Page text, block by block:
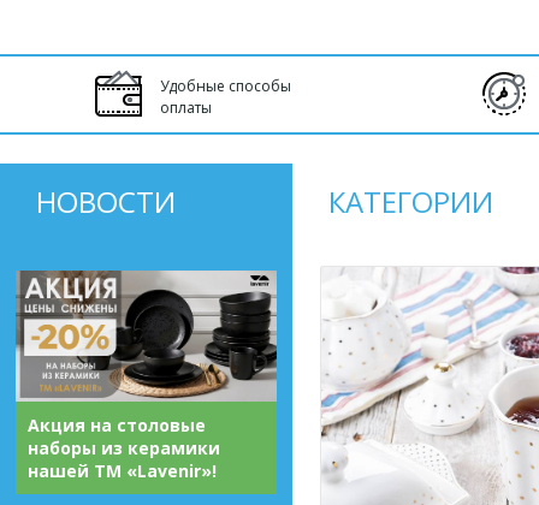
Удобные способы
оплаты
НОВОСТИ
Акция на столовые
наборы из керамики
нашей ТМ «Lavenir»!
КАТЕГОРИИ